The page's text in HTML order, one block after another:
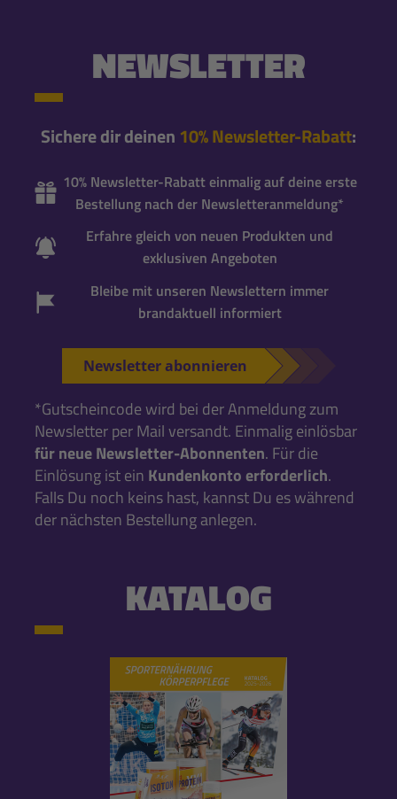
NEWSLETTER
Sichere dir deinen 10% Newsletter-Rabatt:
10% Newsletter-Rabatt einmalig auf deine erste
Bestellung nach der Newsletteranmeldung*
Erfahre gleich von neuen Produkten und
exklusiven Angeboten
Bleibe mit unseren Newslettern immer
brandaktuell informiert
Newsletter abonnieren
*Gutscheincode wird bei der Anmeldung zum
Newsletter per Mail versandt. Einmalig einlösbar
für neue Newsletter-Abonnenten. Für die
Einlösung ist ein Kundenkonto erforderlich.
Falls Du noch keins hast, kannst Du es während
der nächsten Bestellung anlegen.
KATALOG